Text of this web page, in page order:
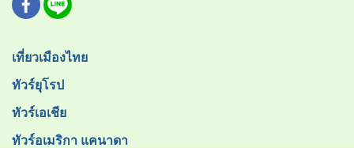
เที่ยวเมืองไทย
ทัวร์ยุโรป
ทัวร์เอเชีย
ทัวร์อเมริกา แคนาดา